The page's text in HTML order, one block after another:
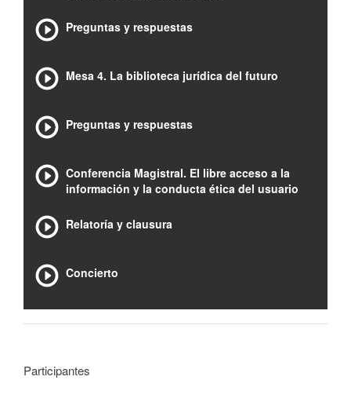
Preguntas y respuestas
Mesa 4. La biblioteca jurídica del futuro
Preguntas y respuestas
Conferencia Magistral. El libre acceso a la
información y la conducta ética del usuario
Relatoría y clausura
Concierto
Participantes